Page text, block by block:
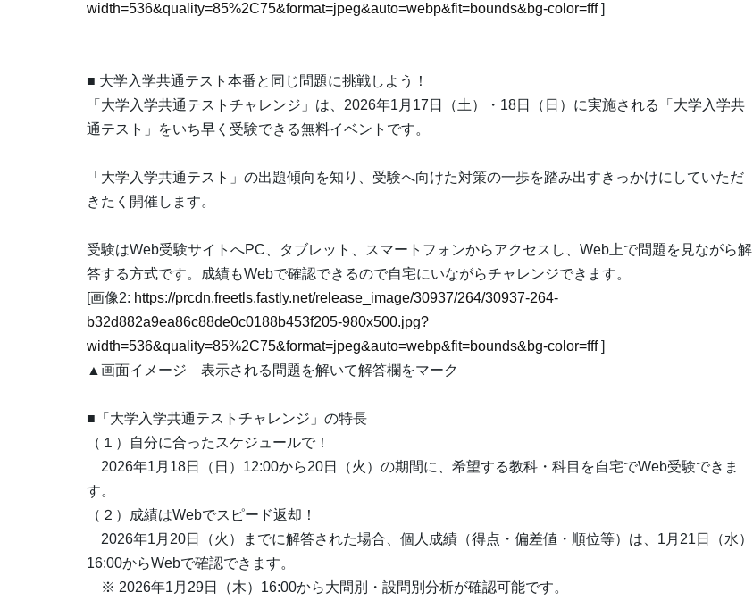
width=536&quality=85%2C75&format=jpeg&auto=webp&fit=bounds&bg-color=fff]
■ 大学入学共通テスト本番と同じ問題に挑戦しよう！
「大学入学共通テストチャレンジ」は、2026年1月17日（土）・18日（日）に実施される「大学入学共
通テスト」をいち早く受験できる無料イベントです。
「大学入学共通テスト」の出題傾向を知り、受験へ向けた対策の一歩を踏み出すきっかけにしていただ
きたく開催します。
受験はWeb受験サイトへPC、タブレット、スマートフォンからアクセスし、Web上で問題を見ながら解
答する方式です。成績もWebで確認できるので自宅にいながらチャレンジできます。
[画像2: https://prcdn.freetls.fastly.net/release_image/30937/264/30937-264-
b32d882a9ea86c88de0c0188b453f205-980x500.jpg?
width=536&quality=85%2C75&format=jpeg&auto=webp&fit=bounds&bg-color=fff]
▲画面イメージ 表示される問題を解いて解答欄をマーク
■「大学入学共通テストチャレンジ」の特長
（１）自分に合ったスケジュールで！
2026年1月18日（日）12:00から20日（火）の期間に、希望する教科・科目を自宅でWeb受験できま
す。
（２）成績はWebでスピード返却！
2026年1月20日（火）までに解答された場合、個人成績（得点・偏差値・順位等）は、1月21日（水）
16:00からWebで確認できます。
※ 2026年1月29日（木）16:00から大問別・設問別分析が確認可能です。